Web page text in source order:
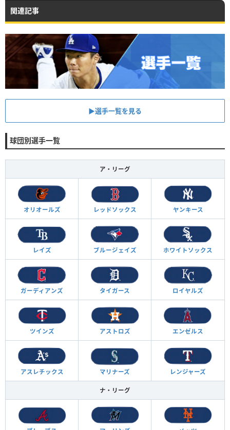
関連記事
▶︎選手一覧を見る
球団別選手一覧
ア・リーグ
オリオールズ レッドソックス ヤンキース
レイズ ブルージェイズ ホワイトソックス
ガーディアンズ タイガース ロイヤルズ
ツインズ アストロズ エンゼルス
アスレチックス マリナーズ レンジャーズ
ナ・リーグ